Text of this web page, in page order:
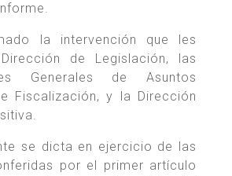
la intervención que les
de Legislación, las
Generales de Asuntos
Fiscalización, y la Dirección
se dicta en ejercicio de las
por el primer artículo